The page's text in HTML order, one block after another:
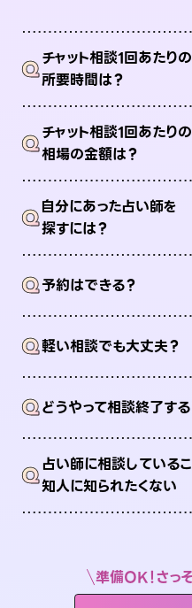
Qチャット相談1回あたりの
所要時間は？
Qチャット相談1回あたりの
相場の金額は？
Q自分にあった占い師を
探すには？
Q予約はできる？
Q軽い相談でも大丈夫？
Qどうやって相談終了する
Q占い師に相談している
知人に知られたくない
準備OK！さっ